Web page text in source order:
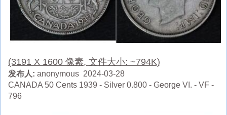
(3191 X 1600 像素, 文件大小: ~794K)
发布人: anonymous 2024-03-28
CANADA 50 Cents 1939 - Silver 0.800 - George VI. - VF -
796